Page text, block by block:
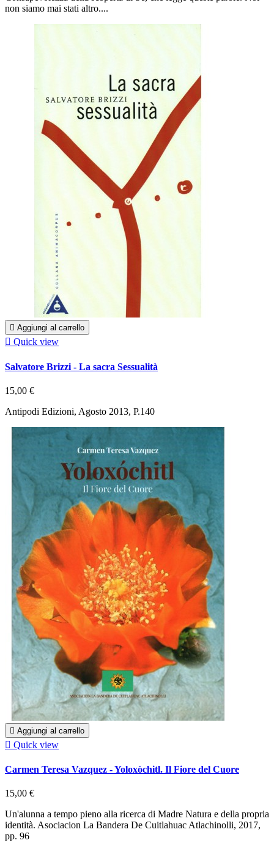
non siamo mai stati altro....
 Aggiungi al carrello
 Quick view
Salvatore Brizzi - La sacra Sessualità
15,00 €
Antipodi Edizioni, Agosto 2013, P.140
 Aggiungi al carrello
 Quick view
Carmen Teresa Vazquez - Yoloxòchitl. Il Fiore del Cuore
15,00 €
Un'alunna a tempo pieno alla ricerca di Madre Natura e della propria
identità. Asociacion La Bandera De Cuitlahuac Atlachinolli, 2017,
pp. 96